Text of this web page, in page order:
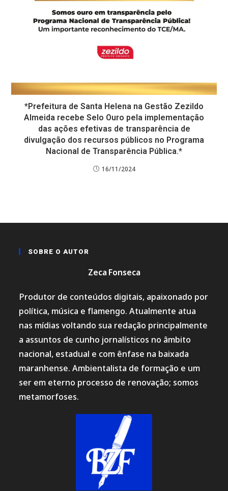
*Prefeitura de Santa Helena na Gestão Zezildo
Almeida recebe Selo Ouro pela implementação
das ações efetivas de transparência de
divulgação dos recursos públicos no Programa
Nacional de Transparência Pública.*
16/11/2024
SOBRE O AUTOR
Zeca Fonseca
Produtor de conteúdos digitais, apaixonado por
política, música e flamengo. Atualmente atua
nas mídias voltando sua redação principalmente
a assuntos de cunho jornalísticos no âmbito
nacional, estadual e com ênfase na baixada
maranhense. Ambientalista de formação e um
ser em eterno processo de renovação; somos
metamorfoses.